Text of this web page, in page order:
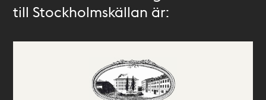
till Stockholmskällan är: